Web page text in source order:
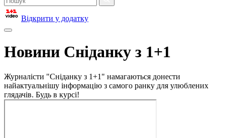
Відкрити у додатку
Новини Сніданку з 1+1
Журналісти "Сніданку з 1+1" намагаються донести
найактуальнішу інформацію з самого ранку для улюблених
глядачів. Будь в курсі!